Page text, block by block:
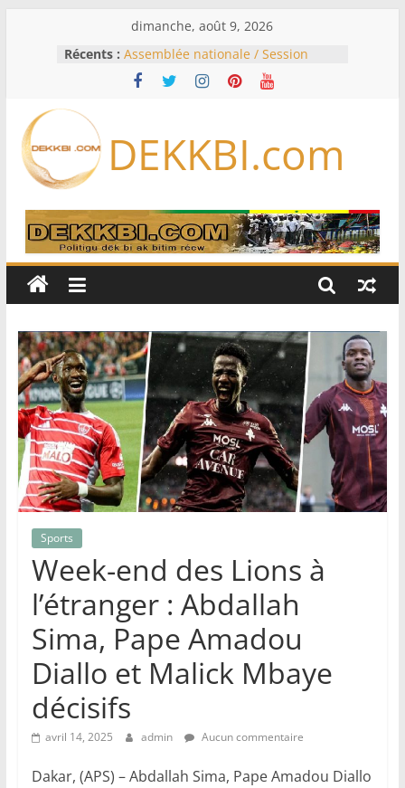
dimanche, août 9, 2026
Récents : Assemblée nationale / Session
extraordinaire: Six commissions
d’enquête à l’ordre du jour ce lundi
Bénin: Patrice Talon élu président
du Sénat, moins de trois mois
Pakistan et la Turquie signent un
accord de défense
RD Congo: Kinshasa interdit les
exportations de cuivre et de cobalt
production
DEKKBI.com
Sports
Week-end des Lions à
l’étranger : Abdallah
Sima, Pape Amadou
Diallo et Malick Mbaye
décisifs
avril 14, 2025 admin Aucun commentaire
Dakar, (APS) – Abdallah Sima, Pape Amadou Diallo